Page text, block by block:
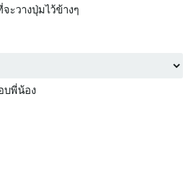
ะวางปุ่มไว้ข้างๆ
บพี่น้อง